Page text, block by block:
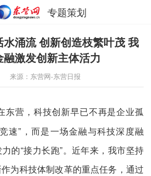
专题策划
涌流 创新创造枝繁叶茂 我
激发创新主体活力
来源：东营网-东营日报
东营，科技创新早已不再是企业孤
速”，而是一场金融与科技深度融
的“接力长跑”。近年来，我市坚持
为科技体制改革的重点任务，通过